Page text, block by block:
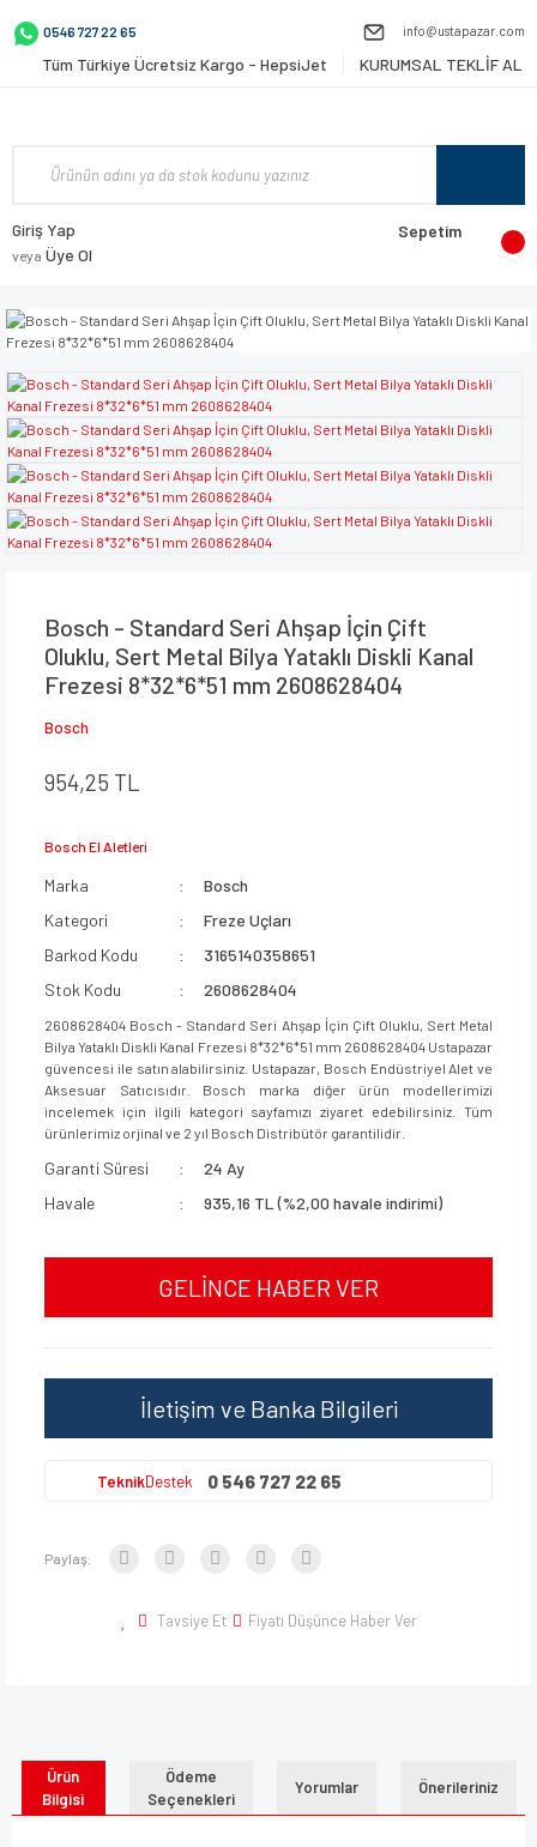
0546 727 22 65 info@ustapazar.com
Tüm Türkiye Ücretsiz Kargo - HepsiJet KURUMSAL TEKLİF AL
Giriş Yap
veya Üye Ol
Sepetim
Bosch - Standard Seri Ahşap İçin Çift
Oluklu, Sert Metal Bilya Yataklı Diskli Kanal
Frezesi 8*32*6*51 mm 2608628404
Bosch
954,25 TL
Bosch El Aletleri
Marka
Bosch
Kategori
Freze Uçları
Barkod Kodu
3165140358651
Stok Kodu
2608628404
2608628404 Bosch - Standard Seri Ahşap İçin Çift Oluklu, Sert Metal
Bilya Yataklı Diskli Kanal Frezesi 8*32*6*51 mm 2608628404 Ustapazar
güvencesi ile satın alabilirsiniz. Ustapazar, Bosch Endüstriyel Alet ve
Aksesuar Satıcısıdır. Bosch marka diğer ürün modellerimizi
incelemek için ilgili kategori sayfamızı ziyaret edebilirsiniz. Tüm
ürünlerimiz orjinal ve 2 yıl Bosch Distribütör garantilidir.
Garanti Süresi
24 Ay
Havale
935,16 TL (%2,00 havale indirimi)
GELİNCE HABER VER
İletişim ve Banka Bilgileri
TeknikDestek 0 546 727 22 65
Paylaş:
Tavsiye Et Fiyatı Düşünce Haber Ver
Ürün
Bilgisi
Ödeme
Seçenekleri
Yorumlar Önerileriniz